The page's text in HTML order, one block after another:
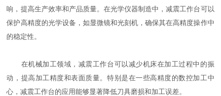
响，提高生产效率和产品质量。在光学仪器制造中，减震工作台可以
保护高精度的光学设备，如显微镜和光刻机，确保其在高精度操作中
的稳定性。
在机械加工领域，减震工作台可以减少机床在加工过程中的振
动，提高加工精度和表面质量。特别是在一些高精度的数控加工中
心，减震工作台的应用能够显著降低刀具磨损和加工误差。